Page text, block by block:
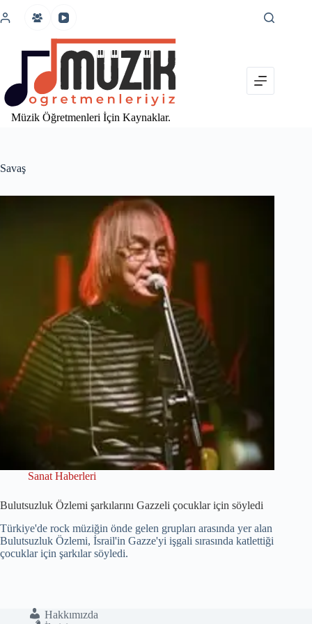
atla
Müzik Öğretmenleri İçin Kaynaklar.
Savaş
Sanat Haberleri
Bulutsuzluk Özlemi şarkılarını Gazzeli çocuklar için söyledi
Türkiye'de rock müziğin önde gelen grupları arasında yer alan
Bulutsuzluk Özlemi, İsrail'in Gazze'yi işgali sırasında katlettiği
çocuklar için şarkılar söyledi.
Hakkımızda